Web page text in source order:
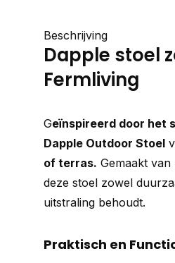
Beschrijving
Dapple stoel
Fermliving
Geïnspireerd door het
Dapple Outdoor Stoel
of terras. Gemaakt van
deze stoel zowel
uitstraling behoudt.
Praktisch en